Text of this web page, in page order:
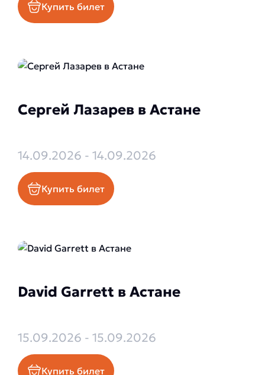
Купить билет
Сергей Лазарев в Астане
14.09.2026 - 14.09.2026
Купить билет
David Garrett в Астане
15.09.2026 - 15.09.2026
Купить билет